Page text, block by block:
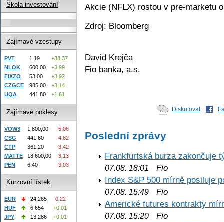
Akcie (NFLX) rostou v pre-marketu
Zdroj: Bloomberg
David Krejča
Fio banka, a.s.
Diskutovat
Poslední zprávy
Frankfurtská burza zakončuje
07.08. 18:01
Fio
Index S&P 500 mírně posiluje
07.08. 15:49 Fio
Americké futures kontrakty
07.08. 15:20 Fio
Škola investování
Zajímavé vzestupy
PVT 1,19
+38,37
NLOK
600,00
+3,99
FIXZO
53,00
+3,92
CZGCE
985,00
+3,14
UQA
441,80 +1,61
Zajímavé poklesy
VOW3 1 800,00
-5,06
CSG
441,60
-4,62
CTP
361,20
-3,42
MATTE
18 600,00
-3,13
PEN
6,40 -3,03
Kurzovní lístek
EUR 24,265
-0,22
HUF
6,654
+0,01
JPY
13,286
+0,01